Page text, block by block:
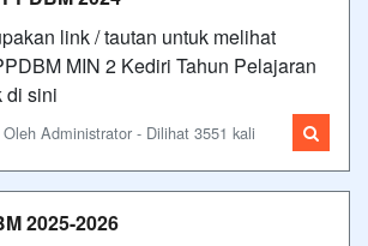
link / tautan untuk melihat
MIN 2 Kediri Tahun Pelajaran
di sini
Administrator - Dilihat 3551 kali
2025-2026